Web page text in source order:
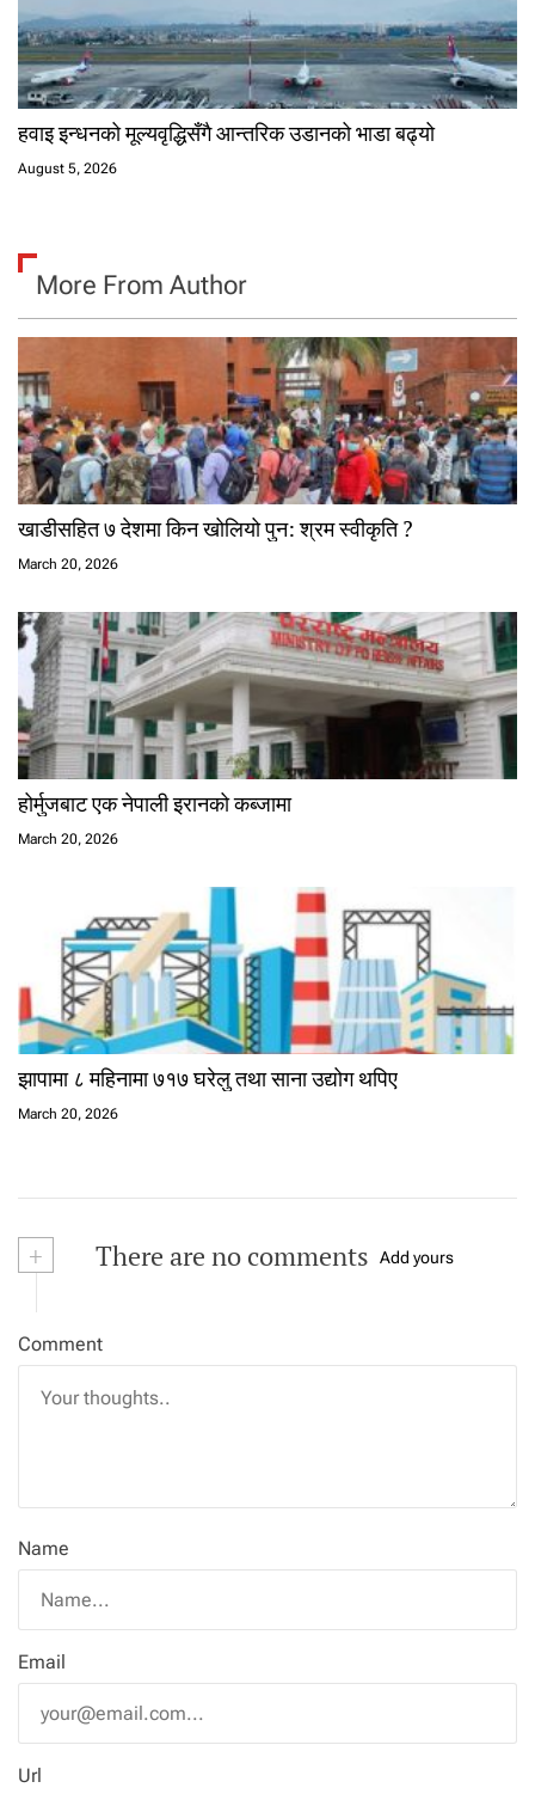
हवाइ इन्धनको मूल्यवृद्धिसँगै आन्तरिक उडानको भाडा बढ्यो
August 5, 2026
More From Author
खाडीसहित ७ देशमा किन खोलियो पुन: श्रम स्वीकृति ?
March 20, 2026
होर्मुजबाट एक नेपाली इरानको कब्जामा
March 20, 2026
झापामा ८ महिनामा ७१७ घरेलु तथा साना उद्योग थपिए
March 20, 2026
+ There are no comments Add yours
Comment
Name
Email
Url